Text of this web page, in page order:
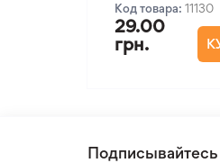
Код товара: 11130
29.00
грн.
Подписывайтесь